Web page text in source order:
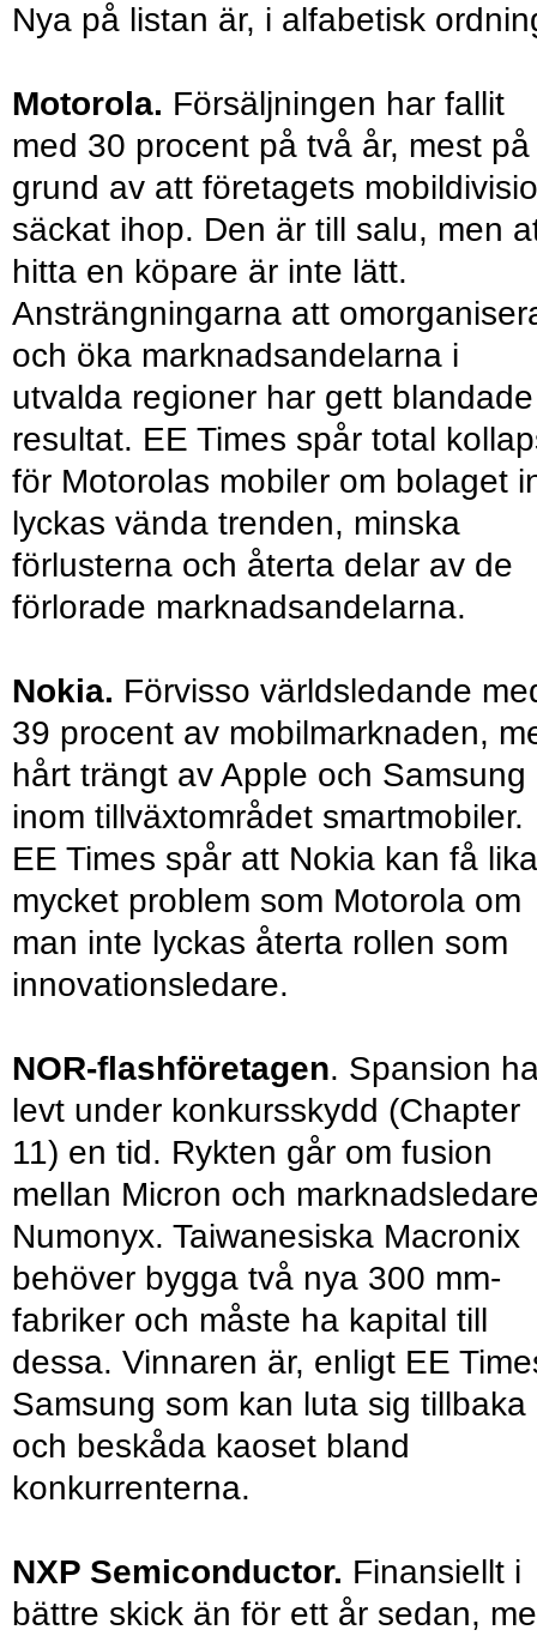
Nya på listan är, i alfabetisk
Motorola. Försäljningen har fallit
med 30 procent på två år, mest på
grund av att företagets
säckat ihop. Den är till salu, men
hitta en köpare är inte lätt.
Ansträngningarna att
och öka marknadsandelarna i
utvalda regioner har gett blandade
resultat. EE Times spår total
för Motorolas mobiler om bolaget
lyckas vända trenden, minska
förlusterna och återta delar av de
förlorade marknadsandelarna.
Nokia. Förvisso världsledande
39 procent av mobilmarknaden,
hårt trängt av Apple och Samsung
inom tillväxtområdet smartmobiler.
EE Times spår att Nokia kan få lika
mycket problem som Motorola om
man inte lyckas återta rollen som
innovationsledare.
NOR-flashföretagen. Spansion
levt under konkursskydd (Chapter
11) en tid. Rykten går om fusion
mellan Micron och
Numonyx. Taiwanesiska Macronix
behöver bygga två nya 300 mm-
fabriker och måste ha kapital till
dessa. Vinnaren är, enligt EE
Samsung som kan luta sig tillbaka
och beskåda kaoset bland
konkurrenterna.
NXP Semiconductor. Finansiellt i
bättre skick än för ett år sedan,